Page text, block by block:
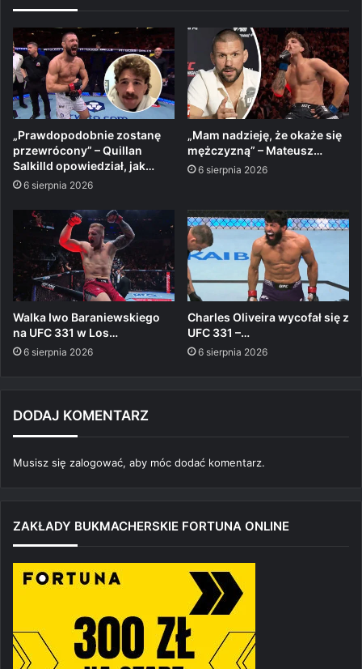
„Prawdopodobnie zostanę
przewrócony” – Quillan
Salkilld opowiedział, jak…
6 sierpnia 2026
„Mam nadzieję, że okaże się
mężczyzną” – Mateusz…
6 sierpnia 2026
Walka Iwo Baraniewskiego
na UFC 331 w Los…
6 sierpnia 2026
Charles Oliveira wycofał się z
UFC 331 –…
6 sierpnia 2026
DODAJ KOMENTARZ
Musisz się zalogować, aby móc dodać komentarz.
ZAKŁADY BUKMACHERSKIE FORTUNA ONLINE